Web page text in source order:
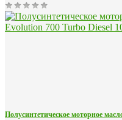
Полусинтетическое моторное